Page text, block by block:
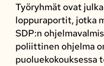
Työryhmät ovat
loppuraportit, jotka
SDP:n
poliittinen ohjelma
puoluekokouksessa